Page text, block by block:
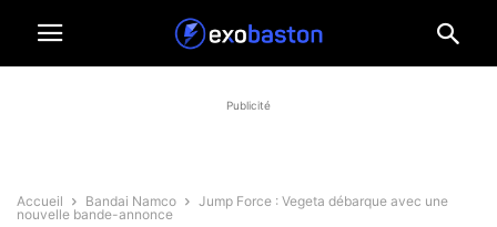
Publicité
Accueil Bandai Namco
Jump Force : Vegeta débarque avec une
nouvelle bande-annonce